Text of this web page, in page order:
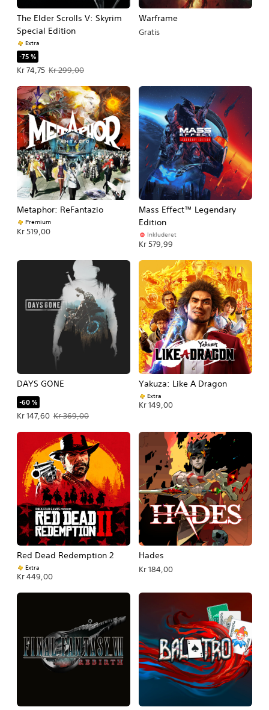
The Elder Scrolls V: Skyrim
Special Edition
Extra
-75 %
Kr 74,75
Tilbudspris Kr 74,75. Oprindelig pris Kr 299,00.
Kr 299,00
Warframe
Gratis
Metaphor: ReFantazio
Premium
Kr 519,00
Mass Effect™ Legendary
Edition
Inkluderet
Kr 579,99
DAYS GONE
-60 %
Kr 147,60
Tilbudspris Kr 147,60. Oprindelig pris Kr 369,00.
Kr 369,00
Yakuza: Like A Dragon
Extra
Kr 149,00
Red Dead Redemption 2
Extra
Kr 449,00
Hades
Kr 184,00